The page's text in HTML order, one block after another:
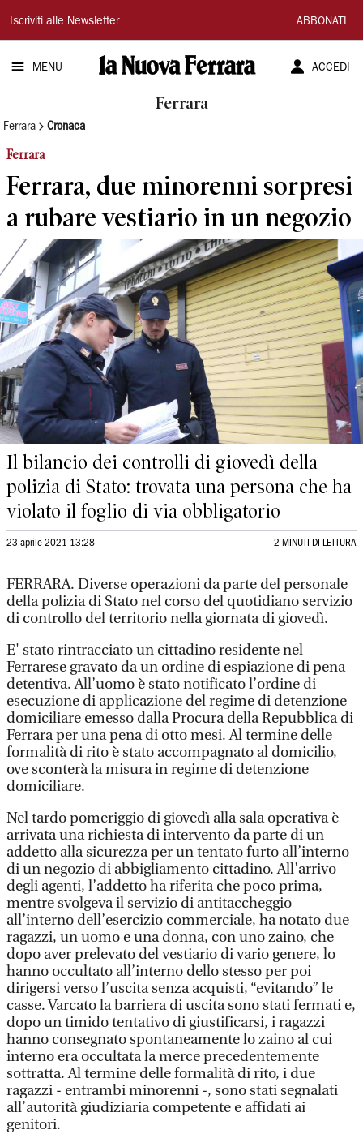
La
Nuova
Ferrara
Iscriviti alle Newsletter ABBONATI
MENU ACCEDI
Ferrara
Ferrara Cronaca
Ferrara
Ferrara, due minorenni sorpresi
a rubare vestiario in un negozio
Il bilancio dei controlli di giovedì della
polizia di Stato: trovata una persona che ha
violato il foglio di via obbligatorio
23 aprile 2021 13:28 2 MINUTI DI LETTURA
FERRARA. Diverse operazioni da parte del personale
della polizia di Stato nel corso del quotidiano servizio
di controllo del territorio nella giornata di giovedì.
E' stato rintracciato un cittadino residente nel
Ferrarese gravato da un ordine di espiazione di pena
detentiva. All’uomo è stato notificato l’ordine di
esecuzione di applicazione del regime di detenzione
domiciliare emesso dalla Procura della Repubblica di
Ferrara per una pena di otto mesi. Al termine delle
formalità di rito è stato accompagnato al domicilio,
ove sconterà la misura in regime di detenzione
domiciliare.
Nel tardo pomeriggio di giovedì alla sala operativa è
arrivata una richiesta di intervento da parte di un
addetto alla sicurezza per un tentato furto all’interno
di un negozio di abbigliamento cittadino. All’arrivo
degli agenti, l’addetto ha riferita che poco prima,
mentre svolgeva il servizio di antitaccheggio
all’interno dell’esercizio commerciale, ha notato due
ragazzi, un uomo e una donna, con uno zaino, che
dopo aver prelevato del vestiario di vario genere, lo
hanno occultato all’interno dello stesso per poi
dirigersi verso l’uscita senza acquisti, “evitando” le
casse. Varcato la barriera di uscita sono stati fermati e,
dopo un timido tentativo di giustificarsi, i ragazzi
hanno consegnato spontaneamente lo zaino al cui
interno era occultata la merce precedentemente
sottratta. Al termine delle formalità di rito, i due
ragazzi - entrambi minorenni -, sono stati segnalati
all’autorità giudiziaria competente e affidati ai
genitori.